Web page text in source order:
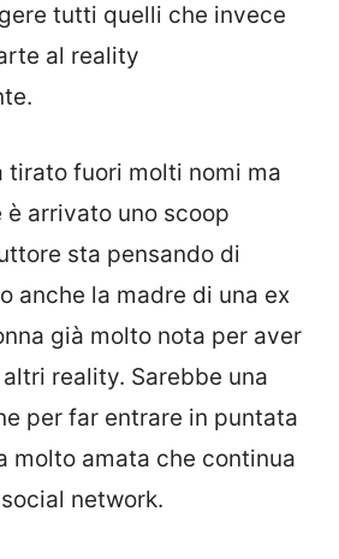
tutti quelli che invece
al reality
tirato fuori molti nomi ma
è arrivato uno scoop
sta pensando di
anche la madre di una ex
già molto nota per aver
reality. Sarebbe una
per far entrare in puntata
molto amata che continua
network.